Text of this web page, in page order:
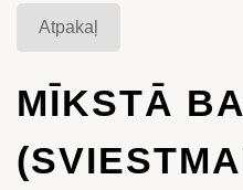
Atpakaļ
MĪKSTĀ